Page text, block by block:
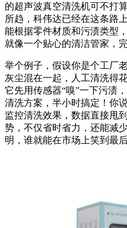
的超声波真空清洗机可不打
所趋，科伟达已经在这条路
能根据零件材质和污渍类型
就像一个贴心的清洁管家，
举个例子，假设你是个工厂
灰尘混在一起，人工清洗得
它先用传感器“嗅”一下污渍
清洗方案，半小时搞定！你
监控清洗效果，数据直接甩
势，不仅省时省力，还能减
明，谁就能在市场上笑到最